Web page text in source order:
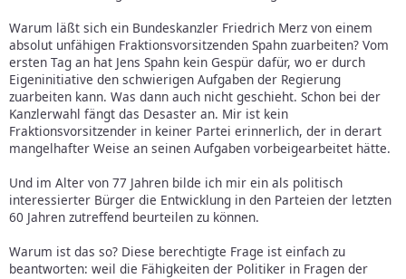
Warum läßt sich ein Bundeskanzler Friedrich Merz von einem
absolut unfähigen Fraktionsvorsitzenden Spahn zuarbeiten? Vom
ersten Tag an hat Jens Spahn kein Gespür dafür, wo er durch
Eigeninitiative den schwierigen Aufgaben der Regierung
zuarbeiten kann. Was dann auch nicht geschieht. Schon bei der
Kanzlerwahl fängt das Desaster an. Mir ist kein
Fraktionsvorsitzender in keiner Partei erinnerlich, der in derart
mangelhafter Weise an seinen Aufgaben vorbeigearbeitet hätte.
Und im Alter von 77 Jahren bilde ich mir ein als politisch
interessierter Bürger die Entwicklung in den Parteien der letzten
60 Jahren zutreffend beurteilen zu können.
Warum ist das so? Diese berechtigte Frage ist einfach zu
beantworten: weil die Fähigkeiten der Politiker in Fragen der